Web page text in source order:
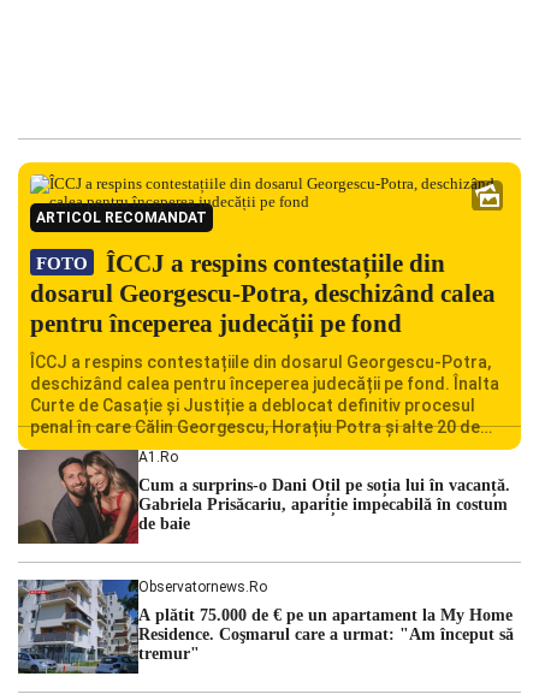
ARTICOL RECOMANDAT
FOTO
ÎCCJ a respins contestațiile din
dosarul Georgescu-Potra, deschizând calea
pentru începerea judecății pe fond
ÎCCJ a respins contestațiile din dosarul Georgescu-Potra,
deschizând calea pentru începerea judecății pe fond. Înalta
Curte de Casație și Justiție a deblocat definitiv procesul
penal în care Călin Georgescu, Horațiu Potra și alte 20 de
persoane sunt acuzați de acțiuni îndreptate împotriva
ordinii constituționale. În ședința din camera preliminară,
judecătorii de la instanța supremă au […]
A1.ro
Cum a surprins-o Dani Oțil pe soția lui în vacanță.
Gabriela Prisăcariu, apariție impecabilă în costum
de baie
Observatornews.ro
A plătit 75.000 de € pe un apartament la My Home
Residence. Coşmarul care a urmat: "Am început să
tremur"